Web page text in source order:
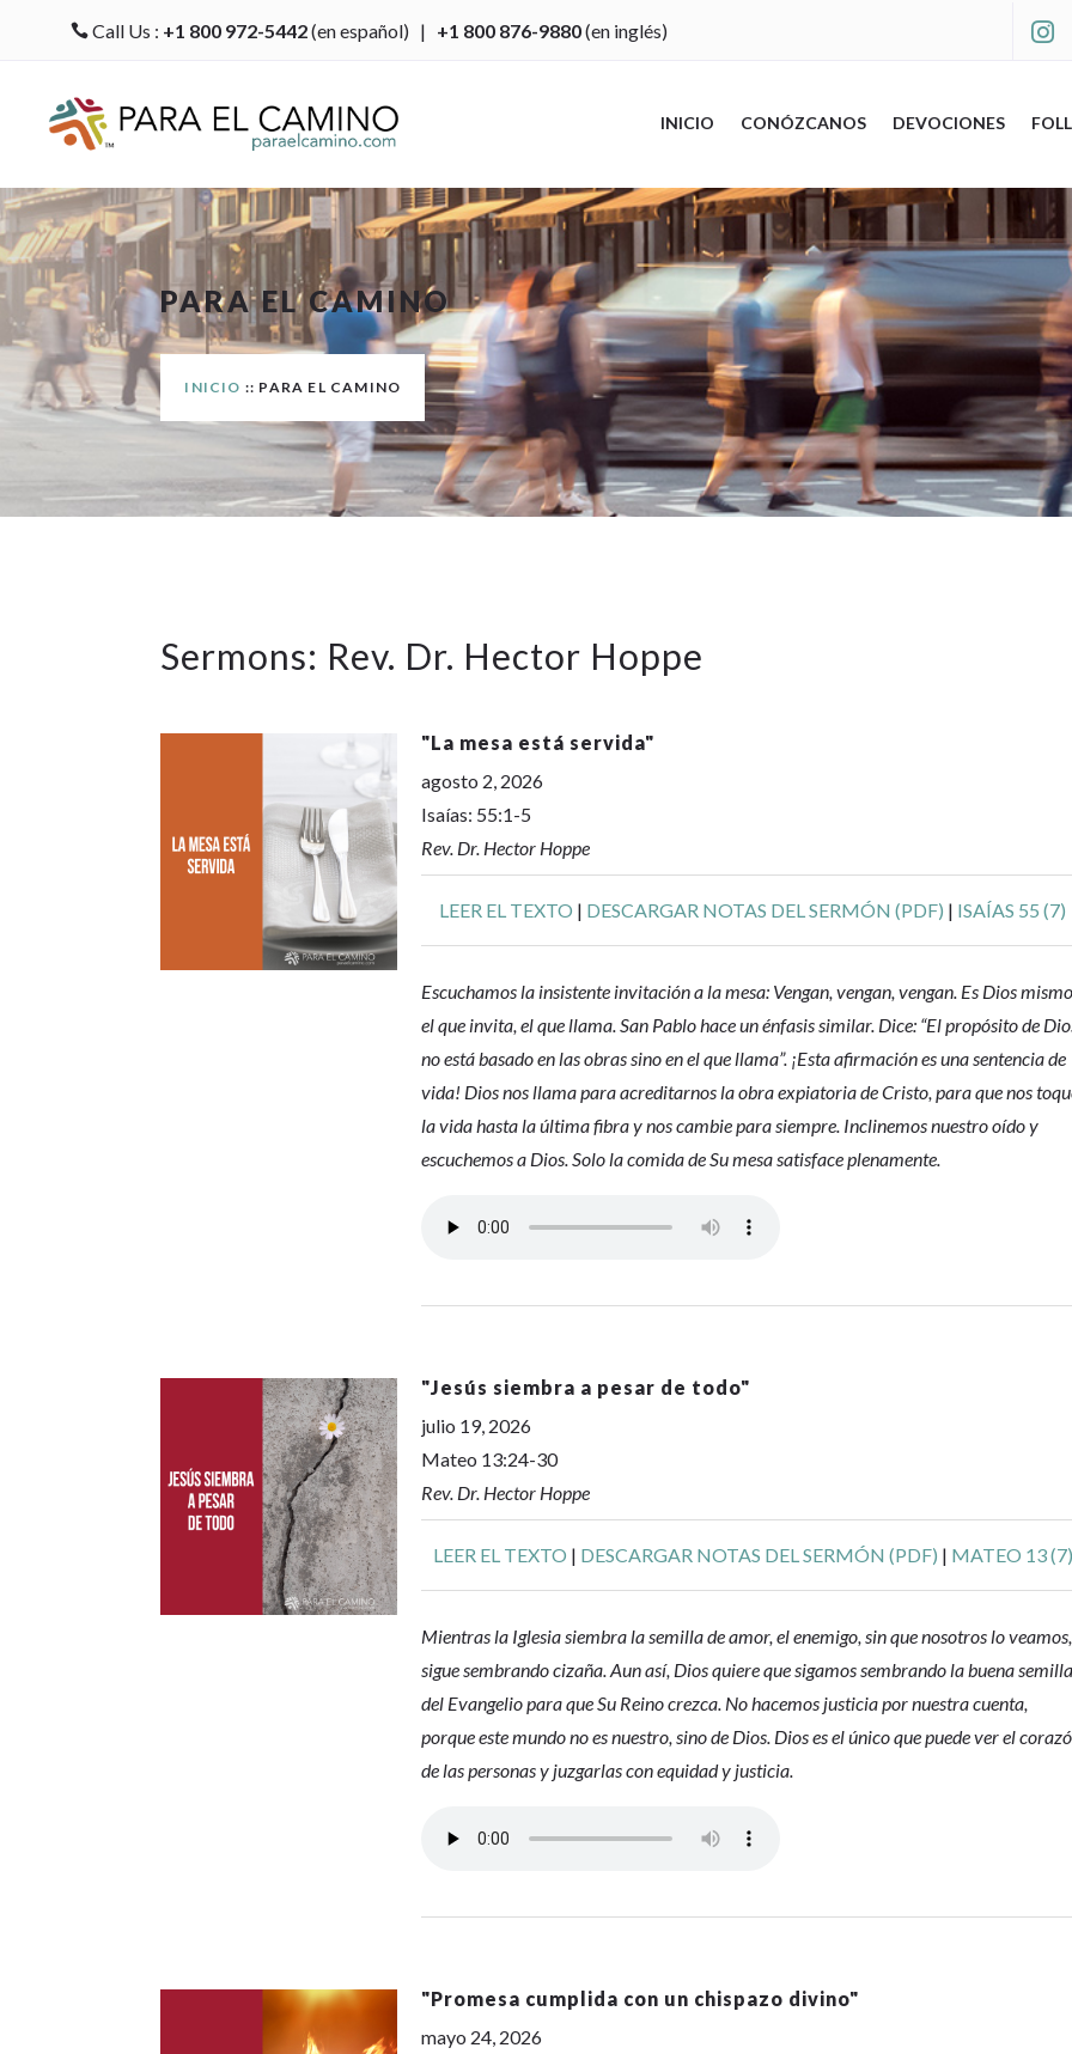
Call Us : +1 800 972-5442(en español) | +1 800 876-9880(en inglés) 
INICIO CONÓZCANOS DEVOCIONES
PARA EL CAMINO
INICIO :: PARA EL CAMINO
Sermons: Rev. Dr. Hector Hoppe
"La mesa está servida"
agosto 2, 2026
Isaías: 55:1-5
Rev. Dr. Hector Hoppe
LEER EL TEXTO | DESCARGAR NOTAS DEL SERMÓN (PDF) | ISAÍAS 55 (7)
Escuchamos la insistente invitación a la mesa: Vengan, vengan, vengan. Es Dios
el que invita, el que llama. San Pablo hace un énfasis similar. Dice: “El propósito de
no está basado en las obras sino en el que llama”. ¡Esta afirmación es una sentencia de
vida! Dios nos llama para acreditarnos la obra expiatoria de Cristo, para que nos
la vida hasta la última fibra y nos cambie para siempre. Inclinemos nuestro oído y
escuchemos a Dios. Solo la comida de Su mesa satisface plenamente.
"Jesús siembra a pesar de todo"
julio 19, 2026
Mateo 13:24-30
Rev. Dr. Hector Hoppe
LEER EL TEXTO | DESCARGAR NOTAS DEL SERMÓN (PDF) | MATEO 13 (7)
Mientras la Iglesia siembra la semilla de amor, el enemigo, sin que nosotros lo veamos,
sigue sembrando cizaña. Aun así, Dios quiere que sigamos sembrando la buena
del Evangelio para que Su Reino crezca. No hacemos justicia por nuestra cuenta,
porque este mundo no es nuestro, sino de Dios. Dios es el único que puede ver el
de las personas y juzgarlas con equidad y justicia.
"Promesa cumplida con un chispazo divino"
mayo 24, 2026